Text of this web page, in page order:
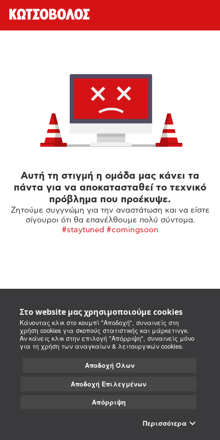
Στο website μας χρησιμοποιούμε cookies
Κάνοντας κλικ στο κουμπί "Αποδοχή", συναινείς στη
χρήση cookies για σκοπούς στατιστικής και μάρκετινγκ.
Αν κάνεις κλικ στην επιλογή "Απόρριψη", συναινείς μόνο
για τη χρήση των αναγκαίων & λειτουργικών cookies.
Αποδοχή Όλων
Αποδοχή Επιλεγμένων
Απόρριψη
Περισσότερα
Αυτή τη στιγμή η ομάδα μας κάνει τα
πάντα για να αποκατασταθεί το τεχνικό
πρόβλημα που προέκυψε.
Ζητούμε συγγνώμη για την αναστάτωση και να είστε
σίγουροι ότι θα επανέλθουμε πολύ σύντομα.
#staytuned #comingsoon